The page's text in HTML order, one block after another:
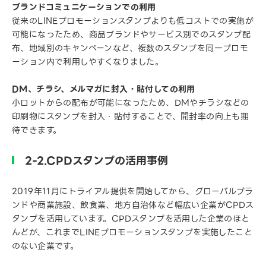
ブランドコミュニケーションでの利用
従来のLINEプロモーションスタンプよりも低コストでの実施が
可能になったため、商品ブランドやサービス別でのスタンプ配
布、地域別のキャンペーンなど、複数のスタンプを同一プロモ
ーション内で利用しやすくなりました。
DM、チラシ、メルマガに封入・貼付しての利用
小ロットからの配布が可能になったため、DMやチラシなどの
印刷物にスタンプを封入・貼付することで、開封率の向上も期
待できます。
2-2.CPDスタンプの活用事例
2019年11月にトライアル提供を開始してから、グローバルブラ
ンドや商業施設、飲食業、地方自治体など幅広い企業がCPDス
タンプを活用しています。CPDスタンプを活用した企業のほと
んどが、これまでLINEプロモーションスタンプを実施したこと
のない企業です。